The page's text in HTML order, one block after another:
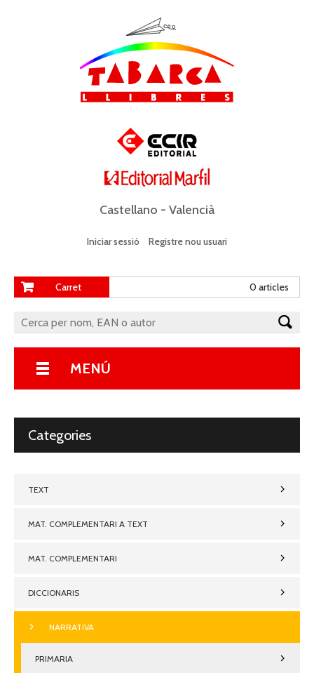
Castellano - Valencià
Iniciar sessió Registre nou usuari
Carret 0 articles
MENÚ
Categories
TEXT
MAT. COMPLEMENTARI A TEXT
MAT. COMPLEMENTARI
DICCIONARIS
NARRATIVA
PRIMARIA